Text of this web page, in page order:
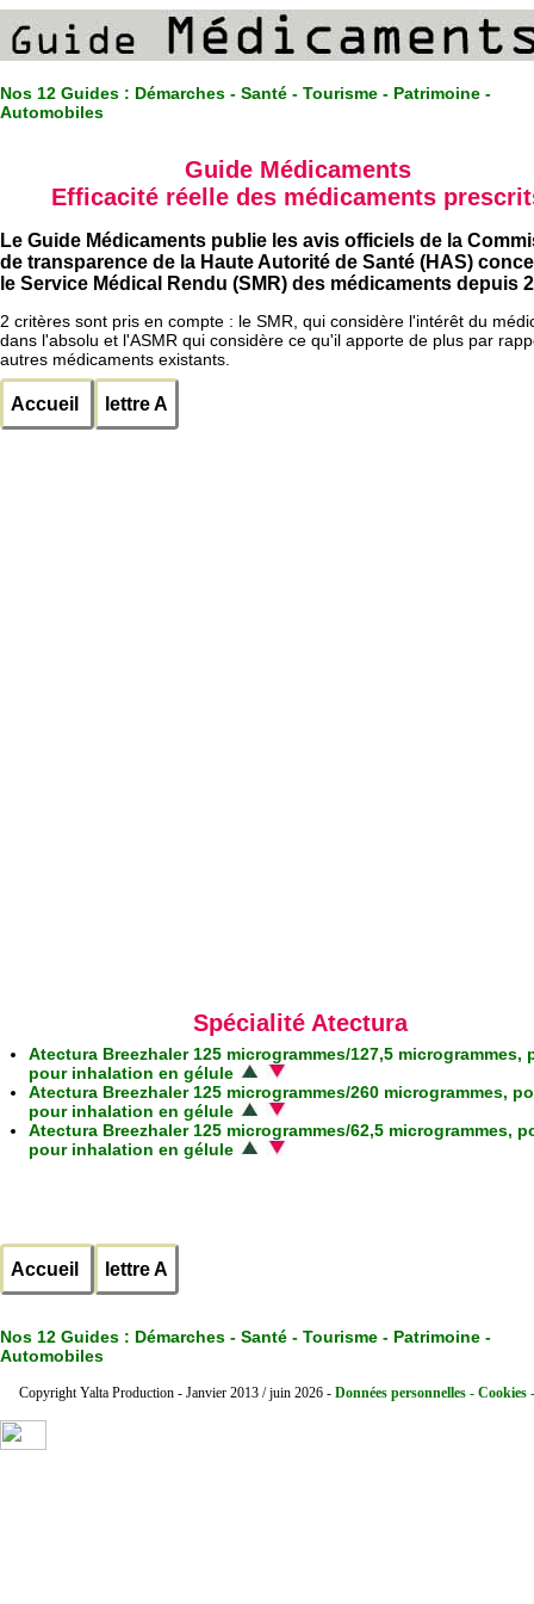
Nos 12 Guides : Démarches - Santé - Tourisme - Patrimoine -
Automobiles
Guide Médicaments
Efficacité réelle des médicaments
Le Guide Médicaments publie les avis officiels de la
de transparence de la Haute Autorité de Santé (HAS)
le Service Médical Rendu (SMR) des médicaments depuis
2 critères sont pris en compte : le SMR, qui considère l'intérêt du
dans l'absolu et l'ASMR qui considère ce qu'il apporte de plus par
autres médicaments existants.
Accueil lettre A
Spécialité Atectura
Atectura Breezhaler 125 microgrammes/127,5 microgrammes,
pour inhalation en gélule
Atectura Breezhaler 125 microgrammes/260 microgrammes,
pour inhalation en gélule
Atectura Breezhaler 125 microgrammes/62,5 microgrammes,
pour inhalation en gélule
Accueil lettre A
Nos 12 Guides : Démarches - Santé - Tourisme - Patrimoine -
Automobiles
Copyright Yalta Production - Janvier 2013 / juin 2026 - Données personnelles - Cookies